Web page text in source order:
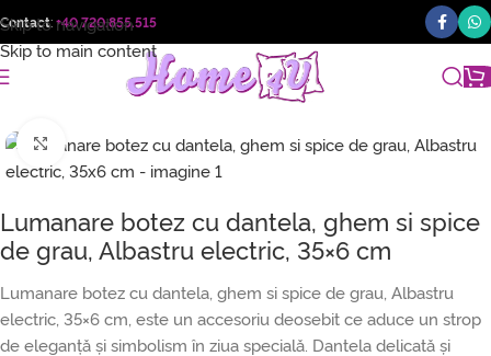
Skip to navigation
Skip to main content
Contact:+40 720.855.515
Faceți click pentru a mări
Lumanare botez cu dantela, ghem si spice
de grau, Albastru electric, 35×6 cm
Lumanare botez cu dantela, ghem si spice de grau, Albastru
electric, 35×6 cm, este un accesoriu deosebit ce aduce un strop
de eleganță și simbolism în ziua specială. Dantela delicată și